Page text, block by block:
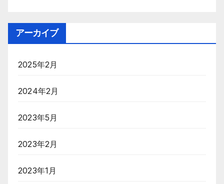
アーカイブ
2025年2月
2024年2月
2023年5月
2023年2月
2023年1月